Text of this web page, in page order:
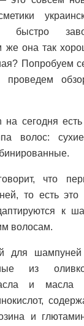
быстро
же она так
Попробуем
проведем
на сегодня
волос:
что
то есть это
к
волосам.
для шампуней
из
и масла
и